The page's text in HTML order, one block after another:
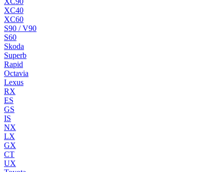
XC40
XC60
S90 / V90
S60
Skoda
Superb
Rapid
Octavia
Lexus
RX
ES
GS
IS
NX
LX
GX
CT
UX